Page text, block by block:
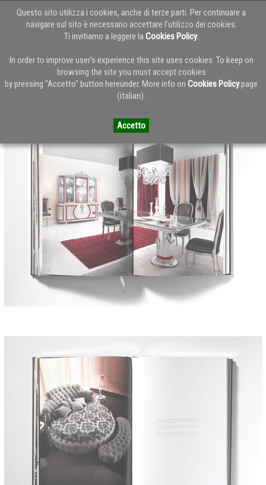
Questo sito utilizza i cookies, anche di terze parti. Per continuare a
navigare sul sito è necessario accettare l'utilizzo dei cookies.
Ti invitiamo a leggere la Cookies Policy.
In order to improve user's experience this site uses cookies. To keep on
browsing the site you must accept cookies
by pressing "Accetto" button hereunder. More info onCookies Policypage
(italian).
Accetto
Torna alla Home del Blog
Paolo Lucchetta - Catalogo 2.10